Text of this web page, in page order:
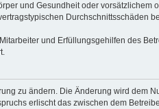
und Gesundheit oder
Durchschnittsschäden
und Erfüllungsgehilfen des
zu ändern. Die Änderung wird dem
erlischt das zwischen dem